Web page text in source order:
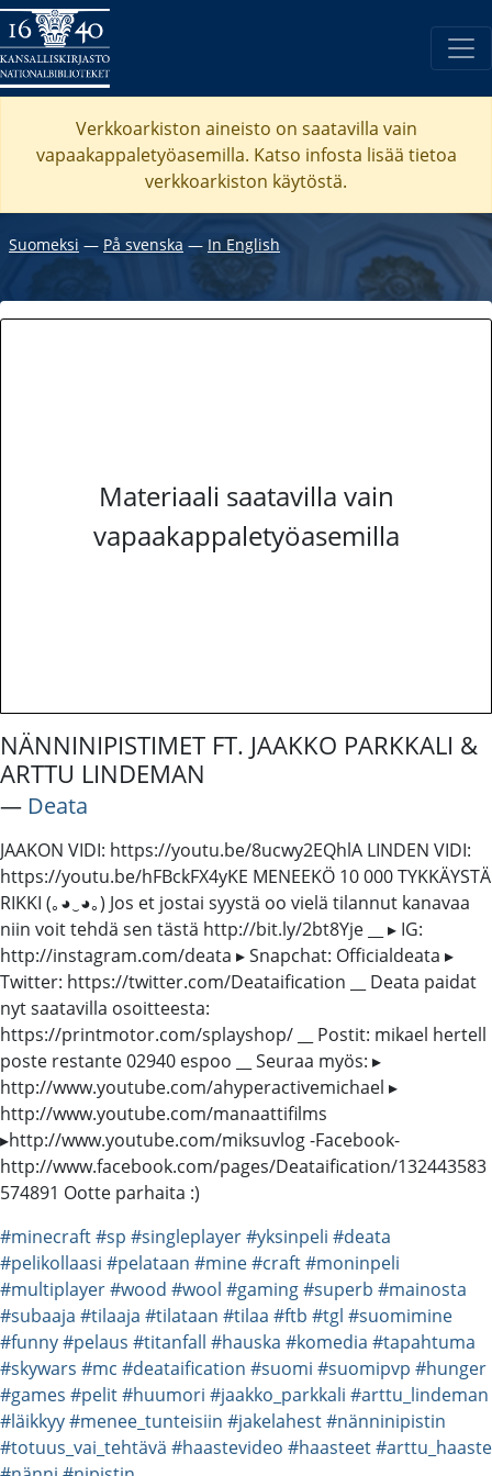
Verkkoarkiston aineisto on saatavilla vain
vapaakappaletyöasemilla. Katso infosta lisää tietoa
verkkoarkiston käytöstä.
Suomeksi ― På svenska ― In English
Materiaali saatavilla vain
vapaakappaletyöasemilla
NÄNNINIPISTIMET FT. JAAKKO PARKKALI &
ARTTU LINDEMAN
― Deata
JAAKON VIDI: https://youtu.be/8ucwy2EQhlA LINDEN VIDI:
https://youtu.be/hFBckFX4yKE MENEEKÖ 10 000 TYKKÄYSTÄ
RIKKI (｡◕‿◕｡) Jos et jostai syystä oo vielä tilannut kanavaa
niin voit tehdä sen tästä http://bit.ly/2bt8Yje __ ▸ IG:
http://instagram.com/deata ▸ Snapchat: Officialdeata ▸
Twitter: https://twitter.com/Deataification __ Deata paidat
nyt saatavilla osoitteesta:
https://printmotor.com/splayshop/ __ Postit: mikael hertell
poste restante 02940 espoo __ Seuraa myös: ▸
http://www.youtube.com/ahyperactivemichael ▸
http://www.youtube.com/manaattifilms
▸http://www.youtube.com/miksuvlog -Facebook-
http://www.facebook.com/pages/Deataification/132443583
574891 Ootte parhaita :)
#minecraft#sp #singleplayer#yksinpeli #deata
#pelikollaasi #pelataan #mine#craft#moninpeli
#multiplayer#wood #wool #gaming#superb #mainosta
#subaaja #tilaaja #tilataan #tilaa #ftb #tgl #suomimine
#funny#pelaus #titanfall #hauska #komedia #tapahtuma
#skywars #mc #deataification #suomi #suomipvp #hunger
#games #pelit#huumori #jaakko_parkkali #arttu_lindeman
#läikkyy#menee_tunteisiin #jakelahest#nänninipistin
#totuus_vai_tehtävä #haastevideo #haasteet#arttu_haaste